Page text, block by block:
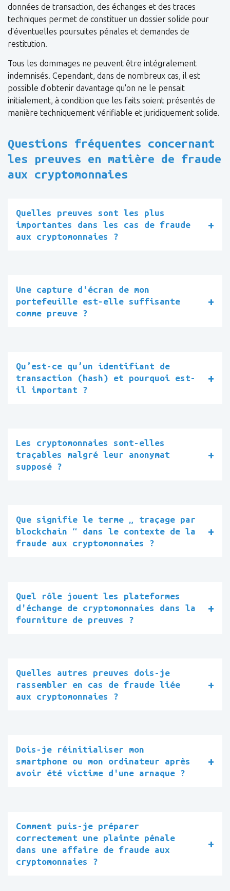
données de transaction, des échanges et des traces
techniques permet de constituer un dossier solide pour
d'éventuelles poursuites pénales et demandes de
restitution.
Tous les dommages ne peuvent être intégralement
indemnisés. Cependant, dans de nombreux cas, il est
possible d'obtenir davantage qu'on ne le pensait
initialement, à condition que les faits soient présentés de
manière techniquement vérifiable et juridiquement solide.
Questions fréquentes concernant
les preuves en matière de fraude
aux cryptomonnaies
Quelles preuves sont les plus
importantes dans les cas de fraude
aux cryptomonnaies ?
Une capture d'écran de mon
portefeuille est-elle suffisante
comme preuve ?
Qu’est-ce qu’un identifiant de
transaction (hash) et pourquoi est-
il important ?
Les cryptomonnaies sont-elles
traçables malgré leur anonymat
supposé ?
Que signifie le terme „ traçage par
blockchain “ dans le contexte de la
fraude aux cryptomonnaies ?
Quel rôle jouent les plateformes
d'échange de cryptomonnaies dans la
fourniture de preuves ?
Quelles autres preuves dois-je
rassembler en cas de fraude liée
aux cryptomonnaies ?
Dois-je réinitialiser mon
smartphone ou mon ordinateur après
avoir été victime d'une arnaque ?
Comment puis-je préparer
correctement une plainte pénale
dans une affaire de fraude aux
cryptomonnaies ?